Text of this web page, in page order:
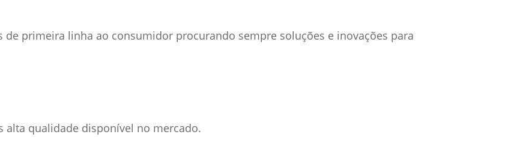
primeira linha ao consumidor procurando sempre soluções e inovações para
qualidade disponível no mercado.